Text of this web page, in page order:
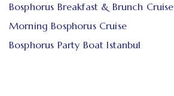
Bosphorus Breakfast & Brunch Cruise
Morning Bosphorus Cruise
Bosphorus Party Boat Istanbul